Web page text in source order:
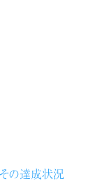
の達成状況